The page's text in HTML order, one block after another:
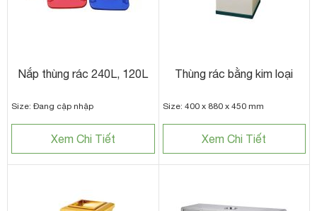
Nắp thùng rác 240L, 120L
Size: Đang cập nhập
Xem Chi Tiết
Thùng rác bằng kim loại
Size: 400 x 880 x 450 mm
Xem Chi Tiết